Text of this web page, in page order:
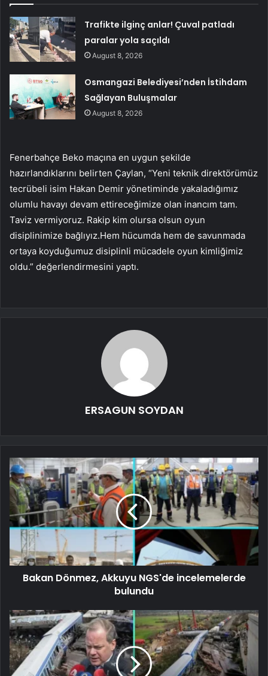
Trafikte ilginç anlar! Çuval patladı
paralar yola saçıldı
August 8, 2026
Osmangazi Belediyesi’nden İstihdam
Sağlayan Buluşmalar
August 8, 2026
Fenerbahçe Beko maçına en uygun şekilde
hazırlandıklarını belirten Çaylan, “Yeni teknik direktörümüz
tecrübeli isim Hakan Demir yönetiminde yakaladığımız
olumlu havayı devam ettireceğimize olan inancım tam.
Taviz vermiyoruz. Rakip kim olursa olsun oyun
disiplinimize bağlıyız.Hem hücumda hem de savunmada
ortaya koyduğumuz disiplinli mücadele oyun kimliğimiz
oldu.” değerlendirmesini yaptı.
ERSAGUN SOYDAN
Bakan Dönmez, Akkuyu NGS'de incelemelerde
bulundu